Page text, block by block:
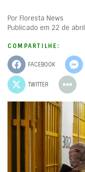
Por Floresta News
Publicado em 22 de
COMPARTILHE:
FACEBOOK
TWITTER